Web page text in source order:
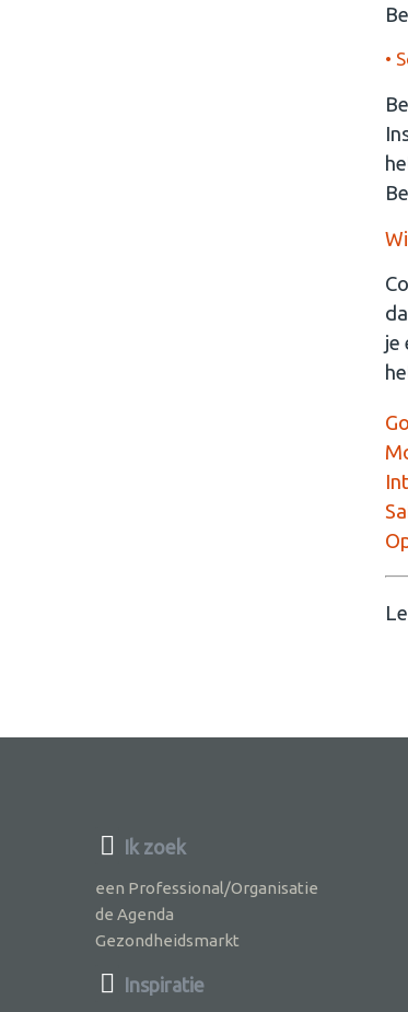
•
je
Ik zoek
een Professional/Organisatie
de Agenda
Gezondheidsmarkt
Inspiratie